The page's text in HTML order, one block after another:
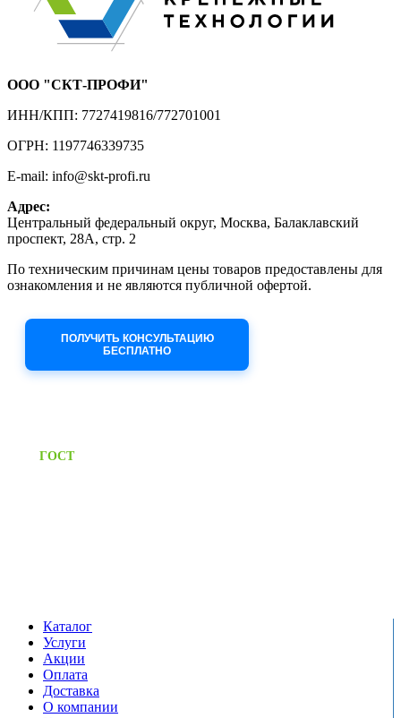
ООО "СКТ-ПРОФИ"
ИНН/КПП: 7727419816/772701001
ОГРН: 1197746339735
E-mail: info@skt-profi.ru
Адрес:
Центральный федеральный округ, Москва, Балаклавский
проспект, 28А, стр. 2
По техническим причинам цены товаров предоставлены для
ознакомления и не являются публичной офертой.
ПОЛУЧИТЬ КОНСУЛЬТАЦИЮ
БЕСПЛАТНО
ГОСТПредоставляем паспорт
Каталог
Услуги
Акции
Оплата
Доставка
О компании